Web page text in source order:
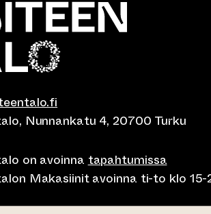
Nunnankatu 4, 20700 Turku
on avoinna tapahtumissa
Makasiinit avoinna ti-to klo 15-